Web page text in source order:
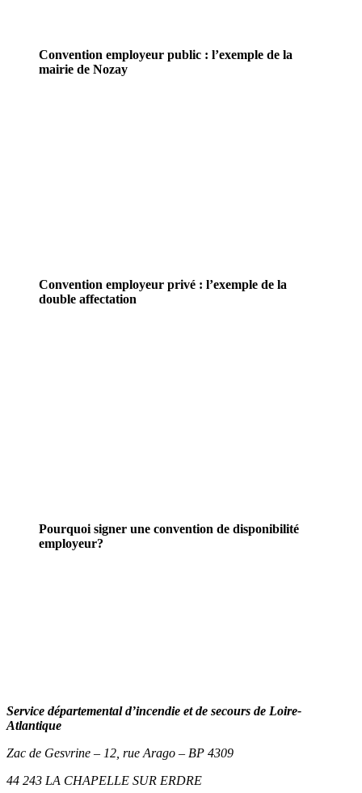
Convention employeur public : l’exemple de la
mairie de Nozay
Convention employeur privé : l’exemple de la
double affectation
Pourquoi signer une convention de disponibilité
employeur?
Service départemental d’incendie et de secours de Loire-
Atlantique
Zac de Gesvrine – 12, rue Arago – BP 4309
44 243 LA CHAPELLE SUR ERDRE